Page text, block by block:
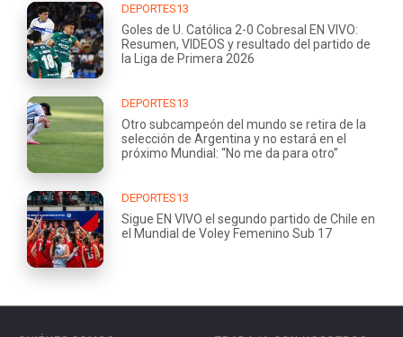
DEPORTES13
Goles de U. Católica 2-0 Cobresal EN VIVO:
Resumen, VIDEOS y resultado del partido de
la Liga de Primera 2026
DEPORTES13
Otro subcampeón del mundo se retira de la
selección de Argentina y no estará en el
próximo Mundial: “No me da para otro”
DEPORTES13
Sigue EN VIVO el segundo partido de Chile en
el Mundial de Voley Femenino Sub 17